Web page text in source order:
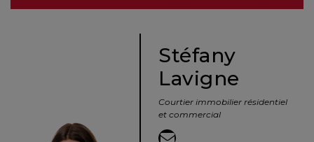
Évaluation
Stéfany
Lavigne
Courtier immobilier résidentiel
et commercial